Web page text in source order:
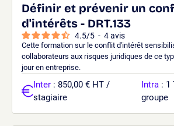
Définir et prévenir un
d'intérêts - DRT.133
4.5/5 - 4avis
Cette formation sur le conflit d'intérêt
collaborateurs aux risques juridiques de ce
jour en entreprise.
Inter : 850,00 € HT /
stagiaire
Intra : 1
groupe